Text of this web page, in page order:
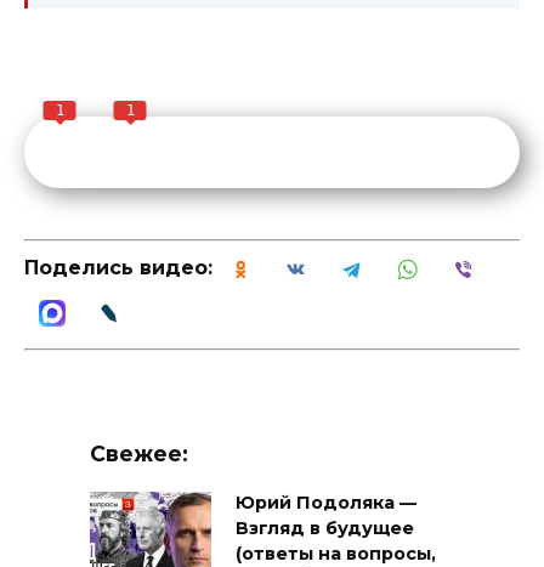
1 1
Поделись видео:
Свежее:
Юрий Подоляка —
Взгляд в будущее
(ответы на вопросы,